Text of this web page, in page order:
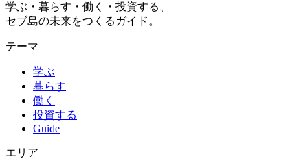
学ぶ・暮らす・働く・投資する、
セブ島の未来をつくるガイド。
テーマ
学ぶ
暮らす
働く
投資する
Guide
エリア